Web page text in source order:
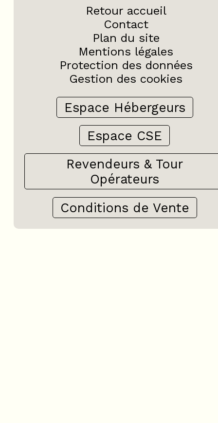
Retour accueil
Contact
Plan du site
Mentions légales
Protection des données
Gestion des cookies
Espace Hébergeurs
Espace CSE
Revendeurs & Tour
Opérateurs
Conditions de Vente